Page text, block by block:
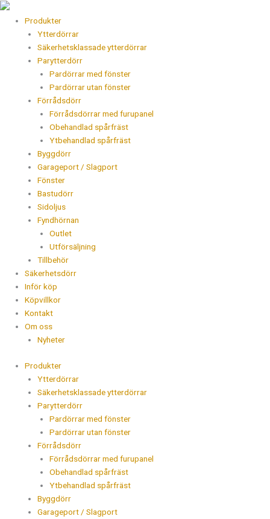
Hoppa
Produkter
Ytterdörrar
Säkerhetsklassade ytterdörrar
Parytterdörr
Pardörrar med fönster
Pardörrar utan fönster
Förrådsdörr
Förrådsdörrar med furupanel
Obehandlad spårfräst
Ytbehandlad spårfräst
Byggdörr
Garageport / Slagport
Fönster
Bastudörr
Sidoljus
Fyndhörnan
Outlet
Utförsäljning
Tillbehör
Säkerhetsdörr
Inför köp
Köpvillkor
Kontakt
Om oss
Nyheter
Produkter
Ytterdörrar
Säkerhetsklassade ytterdörrar
Parytterdörr
Pardörrar med fönster
Pardörrar utan fönster
Förrådsdörr
Förrådsdörrar med furupanel
Obehandlad spårfräst
Ytbehandlad spårfräst
Byggdörr
Garageport / Slagport
search